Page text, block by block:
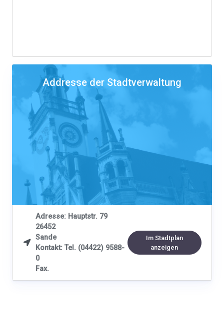
Addresse der Stadtverwaltung

Adresse: Hauptstr. 79
26452
Sande
Kontakt: Tel. (04422) 9588-
0
Fax.
Im Stadtplan
anzeigen